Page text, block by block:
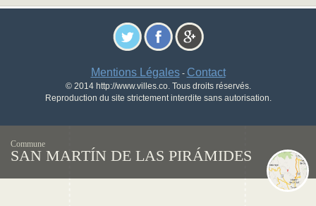
Mentions Légales- Contact
© 2014 http://www.villes.co. Tous droits réservés.
Reproduction du site strictement interdite sans autorisation.
Commune
SAN MARTÍN DE LAS PIRÁMIDES